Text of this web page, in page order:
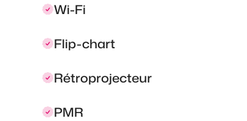
Wi-Fi
Flip-chart
Rétroprojecteur
PMR